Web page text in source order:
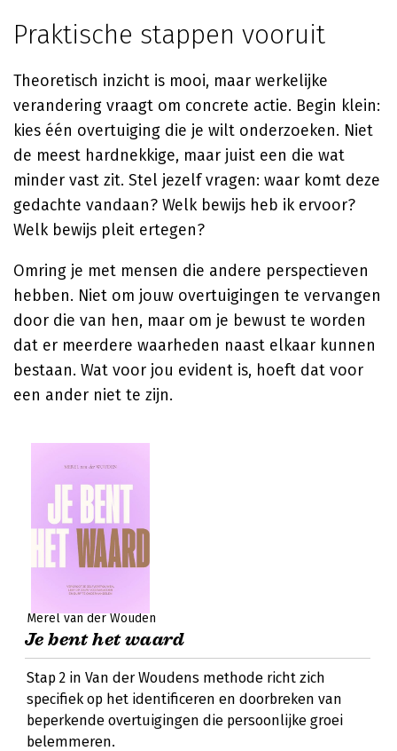
Praktische stappen vooruit
Theoretisch inzicht is mooi, maar werkelijke
verandering vraagt om concrete actie. Begin klein:
kies één overtuiging die je wilt onderzoeken. Niet
de meest hardnekkige, maar juist een die wat
minder vast zit. Stel jezelf vragen: waar komt deze
gedachte vandaan? Welk bewijs heb ik ervoor?
Welk bewijs pleit ertegen?
Omring je met mensen die andere perspectieven
hebben. Niet om jouw overtuigingen te vervangen
door die van hen, maar om je bewust te worden
dat er meerdere waarheden naast elkaar kunnen
bestaan. Wat voor jou evident is, hoeft dat voor
een ander niet te zijn.
Merel van der Wouden
Je bent het waard
Stap 2 in Van der Woudens methode richt zich
specifiek op het identificeren en doorbreken van
beperkende overtuigingen die persoonlijke groei
belemmeren.